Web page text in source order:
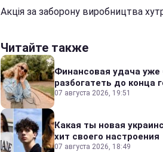
Акція за заборону виробництва
Читайте также
Финансовая удача уже
разбогатеть до конца
07 августа 2026, 19:51
Какая ты новая
хит своего настроения
07 августа 2026, 18:49